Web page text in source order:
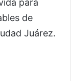
para
de
Juárez.